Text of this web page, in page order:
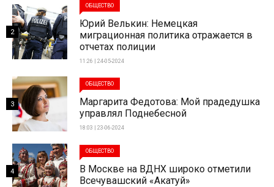
ОБЩЕСТВО
Юрий Велькин: Немецкая
миграционная политика отражается в
отчетах полиции
11:26 | 24-05-2024
2
ОБЩЕСТВО
Маргарита Федотова: Мой прадедушка
управлял Поднебесной
18:03 | 23-06-2024
3
ОБЩЕСТВО
В Москве на ВДНХ широко отметили
Всечувашский «Акатуй»
4